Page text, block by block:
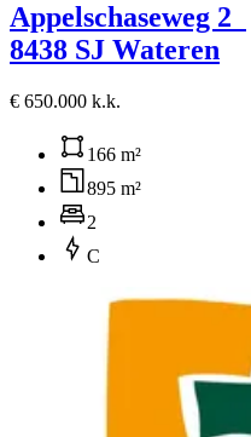
Appelschaseweg 2
8438 SJ Wateren
€ 650.000 k.k.
166 m²
895 m²
2
C